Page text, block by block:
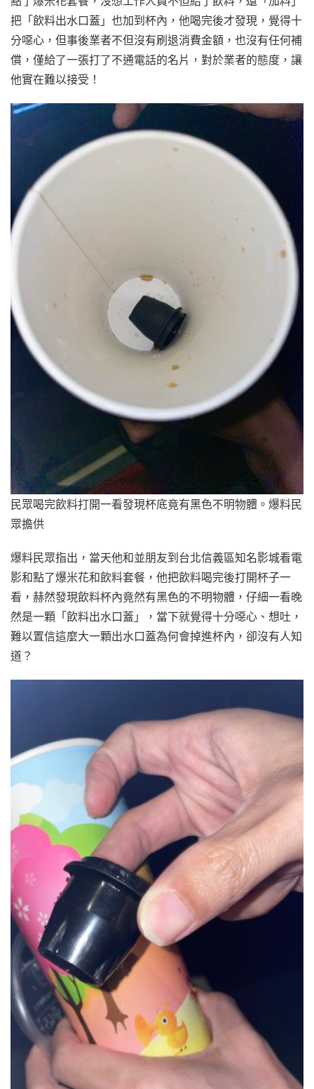
把「飲料出水口蓋」也加到杯內，他喝完後才發現，覺得十
分噁心，但事後業者不但沒有刷退消費金額，也沒有任何補
償，僅給了一張打了不通電話的名片，對於業者的態度，讓
他實在難以接受！
民眾喝完飲料打開一看發現杯底竟有黑色不明物體。爆料民
眾擔供
爆料民眾指出，當天他和並朋友到台北信義區知名影城看電
影和點了爆米花和飲料套餐，他把飲料喝完後打開杯子一
看，赫然發現飲料杯內竟然有黑色的不明物體，仔細一看晚
然是一顆「飲料出水口蓋」，當下就覺得十分噁心、想吐，
難以置信這麼大一顆出水口蓋為何會掉進杯內，卻沒有人知
道？